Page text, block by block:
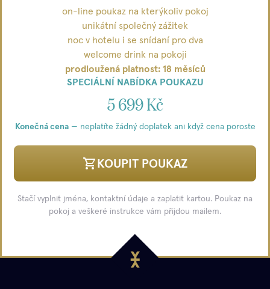
on-line poukaz na kterýkoliv pokoj
unikátní společný zážitek
noc v hotelu i se snídaní pro dva
welcome drink na pokoji
prodloužená platnost: 18 měsíců
SPECIÁLNÍ NABÍDKA POUKAZU
5 699 Kč
Konečná cena— neplatíte žádný doplatek ani když cena poroste
KOUPIT POUKAZ
Stačí vyplnit jména, kontaktní údaje a zaplatit kartou. Poukaz na
pokoj a veškeré instrukce vám přijdou mailem.